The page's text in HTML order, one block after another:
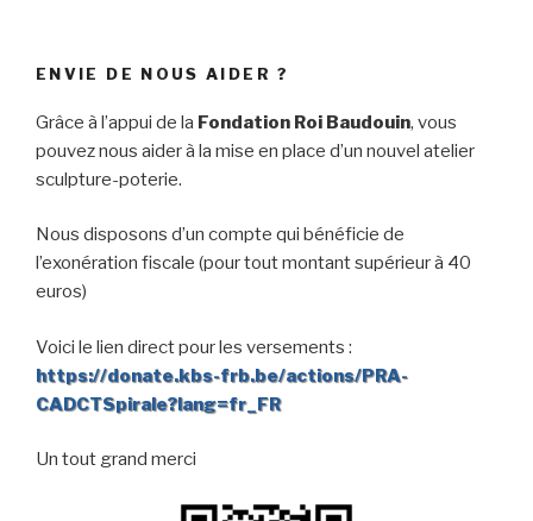
ENVIE DE NOUS AIDER ?
Grâce à l’appui de la Fondation Roi Baudouin, vous
pouvez nous aider à la mise en place d’un nouvel atelier
sculpture-poterie.
Nous disposons d’un compte qui bénéficie de
l’exonération fiscale (pour tout montant supérieur à 40
euros)
Voici le lien direct pour les versements :
https://donate.kbs-frb.be/actions/PRA-
CADCTSpirale?lang=fr_FR
Un tout grand merci